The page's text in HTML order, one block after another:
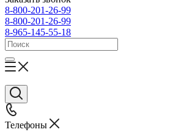
8-800-201-26-99
8-800-201-26-99
8-965-145-55-18
Телефоны